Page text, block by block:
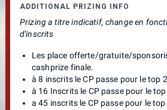
d’être utilisées sur les réseaux
ne pas apparaitre, merci de nous le
vous êtes amenés a y apparaitre
Consigne covid :
Pas de fist bump et embracade
ADDITIONAL PRIZING INFO
Prizing a titre indicatif, change en
d'inscrits
Les place offerte/gratuite/
cashprize finale.
à 8 inscrits le CP passe pour le top 2
à 16 Inscrits le CP passe pour le top
a 45 inscrits le CP passe pour le top